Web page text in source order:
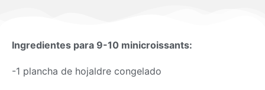
Ingredientes para 9-10 minicroissants:
-1 plancha de hojaldre congelado